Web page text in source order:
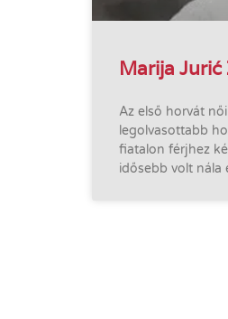
Marija Jurić
Az első horvát
legolvasottabb
fiatalon férjhez
idősebb volt nála